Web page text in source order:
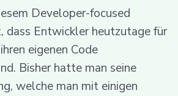
Developer-focused
dass Entwickler heutzutage für
eigenen Code
Bisher hatte man seine
welche man mit einigen